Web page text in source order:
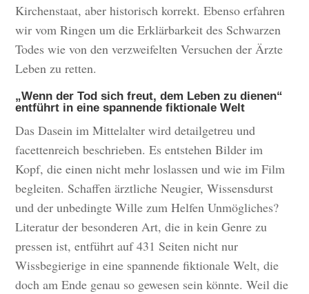
Kirchenstaat, aber historisch korrekt. Ebenso erfahren
wir vom Ringen um die Erklärbarkeit des Schwarzen
Todes wie von den verzweifelten Versuchen der Ärzte
Leben zu retten.
„Wenn der Tod sich freut, dem Leben zu dienen“
entführt in eine spannende fiktionale Welt
Das Dasein im Mittelalter wird detailgetreu und
facettenreich beschrieben. Es entstehen Bilder im
Kopf, die einen nicht mehr loslassen und wie im Film
begleiten. Schaffen ärztliche Neugier, Wissensdurst
und der unbedingte Wille zum Helfen Unmögliches?
Literatur der besonderen Art, die in kein Genre zu
pressen ist, entführt auf 431 Seiten nicht nur
Wissbegierige in eine spannende fiktionale Welt, die
doch am Ende genau so gewesen sein könnte. Weil die